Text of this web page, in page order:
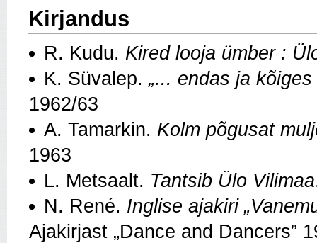
Kirjandus
R. Kudu. Kired looja ümber :
K. Süvalep. „... endas ja
1962/63
A. Tamarkin. Kolm põgusat
1963
L. Metsaalt. Tantsib Ülo Vilimaa
N. René. Inglise ajakiri
Ajakirjast „Dance and Dancers”